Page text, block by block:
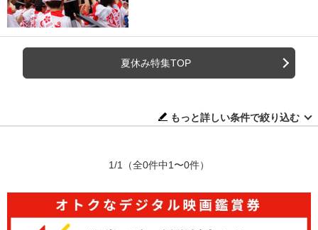
夏休み特集TOP
もっと詳しい条件で絞り込む
1/1 （全0件中1〜0件）